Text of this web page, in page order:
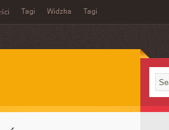
Tagi Widzka Tagi